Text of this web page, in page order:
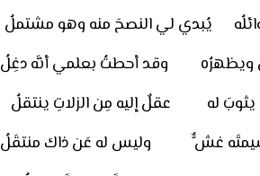
يُبدي لي النصحَ منه وهو مشتملُ
ويظهرُه وقد أحطتُ بعلمي أنَّه دغِلُ
يثوبَ له عقلٌ إليه مِن الزلاتِ ينتقلُ
شيمتَه غشٌّ وليس له عَن ذاك منتقَلُ